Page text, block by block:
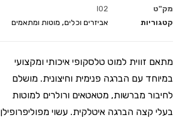
מק"ט
l02
קטגוריות
אביזרים וכלים, מוטות ומתאמים
מתאם זווית למוט טלסקופי איכותי ומקצועי
במיוחד עם הברגה פנימית וחיצונית. מושלם
לחיבור מברשות, מטאטאים ורולרים למוטות
בעלי קצה הברגה איטלקית. עשוי מפוליפרופילן